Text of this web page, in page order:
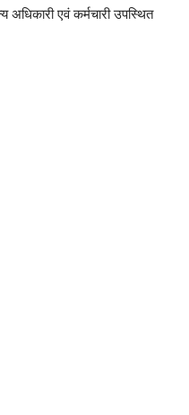
अधिकारी एवं कर्मचारी उपस्थित